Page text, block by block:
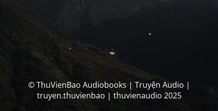
© ThuVienBao Audiobooks | Truyện Audio |
truyen.thuvienbao | thuvienaudio 2025